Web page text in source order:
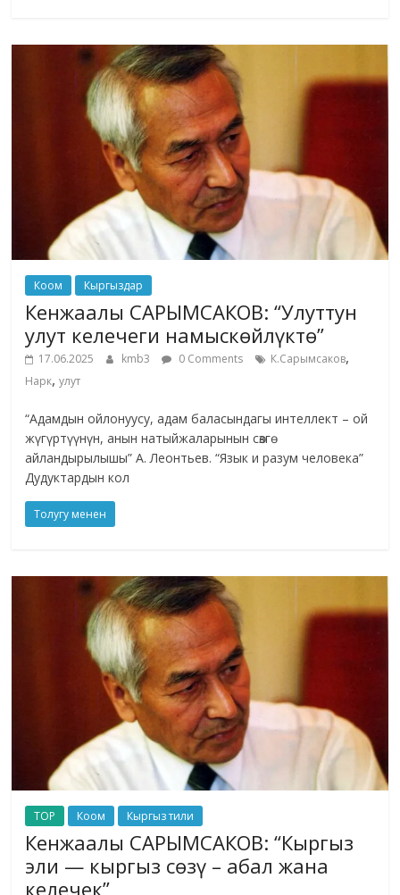
Коом Кыргыздар
Кенжаалы САРЫМСАКОВ: “Улуттун
улут келечеги намыскөйлүктө”
17.06.2025 kmb3 0 Comments К.Сарымсаков,
Нарк,улут
“Адамдын ойлонуусу, адам баласындагы интеллект – ой
жүгүртүүнүн, анын натыйжаларынын сөзгө
айландырылышы” А. Леонтьев. “Язык и разум человека”
Дудуктардын кол
Толугу менен
TOP Коом Кыргыз тили
Кенжаалы САРЫМСАКОВ: “Кыргыз
эли — кыргыз сөзү – абал жана
келечек”